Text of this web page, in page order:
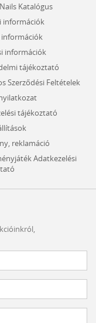
Katalógus
információk
információk
információk
tájékoztató
Szerződési Feltételek
tájékoztató
reklamáció
Adatkezelési